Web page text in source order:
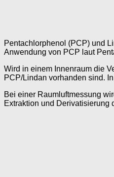
Pentachlorphenol (PCP) und
Anwendung von PCP laut
Wird in einem Innenraum die
PCP/Lindan vorhanden sind.
Bei einer Raumluftmessung
Extraktion und Derivatisierung